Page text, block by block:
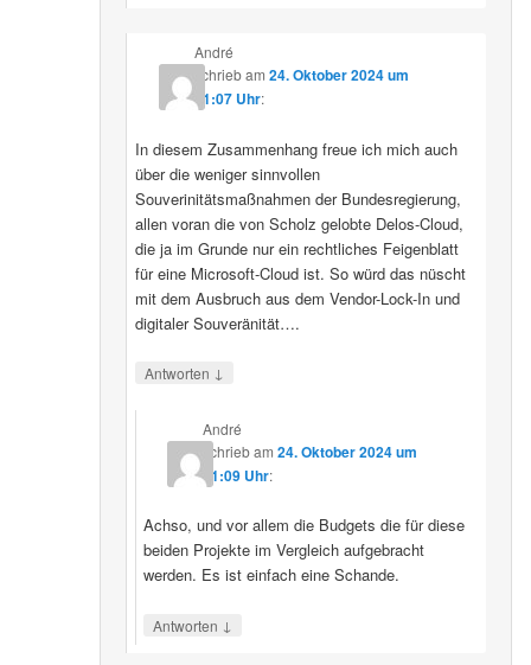
André
schriebam 24. Oktober 2024 um
11:07 Uhr:
In diesem Zusammenhang freue ich mich auch
über die weniger sinnvollen
Souverinitätsmaßnahmen der Bundesregierung,
allen voran die von Scholz gelobte Delos-Cloud,
die ja im Grunde nur ein rechtliches Feigenblatt
für eine Microsoft-Cloud ist. So würd das nüscht
mit dem Ausbruch aus dem Vendor-Lock-In und
digitaler Souveränität….
Antworten ↓
André
schriebam24. Oktober 2024 um
11:09 Uhr:
Achso, und vor allem die Budgets die für diese
beiden Projekte im Vergleich aufgebracht
werden. Es ist einfach eine Schande.
Antworten ↓